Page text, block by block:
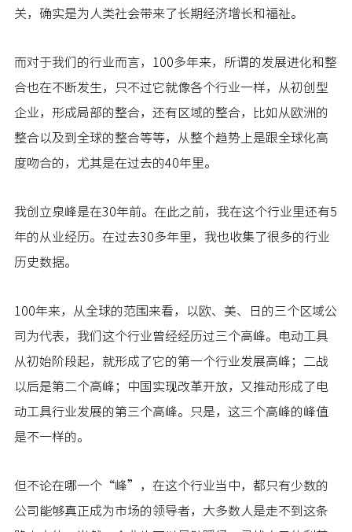
关，确实是为人类社会带来了长期经济增长和福祉。
而对于我们的行业而言，100多年来，所谓的发展进化和整
合也在不断发生，只不过它就像各个行业一样，从初创型
企业，形成局部的整合，还有区域的整合，比如从欧洲的
整合以及到全球的整合等等，从整个趋势上是跟全球化高
度吻合的，尤其是在过去的40年里。
我创立泉峰是在30年前。在此之前，我在这个行业里还有5
年的从业经历。在过去30多年里，我也收集了很多的行业
历史数据。
100年来，从全球的范围来看，以欧、美、日的三个区域公
司为代表，我们这个行业曾经经历过三个高峰。电动工具
从初始阶段起，就形成了它的第一个行业发展高峰；二战
以后是第二个高峰；中国实现改革开放，又推动形成了电
动工具行业发展的第三个高峰。只是，这三个高峰的峰值
是不一样的。
但不论在哪一个“峰”，在这个行业当中，都只有少数的
公司能够真正成为市场的领导者，大多数人是走不到这条